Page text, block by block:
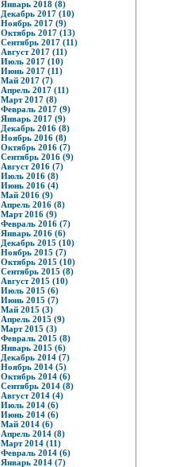
Январь 2018 (8)
Декабрь 2017 (10)
Ноябрь 2017 (9)
Октябрь 2017 (13)
Сентябрь 2017 (11)
Август 2017 (11)
Июль 2017 (10)
Июнь 2017 (11)
Май 2017 (7)
Апрель 2017 (11)
Март 2017 (8)
Февраль 2017 (9)
Январь 2017 (9)
Декабрь 2016 (8)
Ноябрь 2016 (8)
Октябрь 2016 (7)
Сентябрь 2016 (9)
Август 2016 (7)
Июль 2016 (8)
Июнь 2016 (4)
Май 2016 (9)
Апрель 2016 (8)
Март 2016 (9)
Февраль 2016 (7)
Январь 2016 (6)
Декабрь 2015 (10)
Ноябрь 2015 (7)
Октябрь 2015 (10)
Сентябрь 2015 (8)
Август 2015 (10)
Июль 2015 (6)
Июнь 2015 (7)
Май 2015 (3)
Апрель 2015 (9)
Март 2015 (3)
Февраль 2015 (8)
Январь 2015 (6)
Декабрь 2014 (7)
Ноябрь 2014 (5)
Октябрь 2014 (6)
Сентябрь 2014 (8)
Август 2014 (4)
Июль 2014 (6)
Июнь 2014 (6)
Май 2014 (6)
Апрель 2014 (8)
Март 2014 (11)
Февраль 2014 (6)
Январь 2014 (7)